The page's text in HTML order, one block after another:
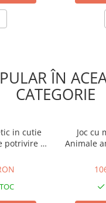
ÎN
CATEGORIE
in cutie
potrivire si
Joc cu
Animale